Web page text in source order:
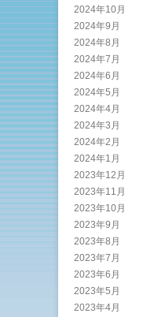
2024年10月
2024年9月
2024年8月
2024年7月
2024年6月
2024年5月
2024年4月
2024年3月
2024年2月
2024年1月
2023年12月
2023年11月
2023年10月
2023年9月
2023年8月
2023年7月
2023年6月
2023年5月
2023年4月